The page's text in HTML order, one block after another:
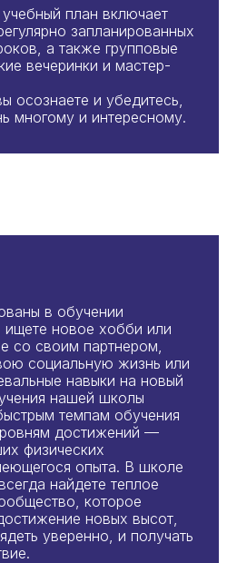
план включает
запланированных
а также групповые
вечеринки и мастер-
осознаете и убедитесь,
многому и интересному.
в обучении
ищете новое хобби или
со своим партнером,
социальную жизнь или
навыки на новый
нашей школы
темпам обучения
достижений —
физических
опыта. В школе
найдете теплое
которое
новых высот,
уверенно, и получать